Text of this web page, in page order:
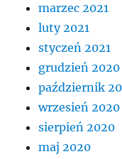
marzec 2021
luty 2021
styczeń 2021
grudzień 2020
październik
wrzesień 2020
sierpień 2020
maj 2020